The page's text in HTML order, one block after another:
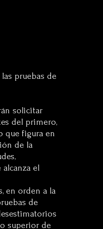
pruebas de
solicitar
del primero,
que figura en
de la
el
en orden a la
de
superior de